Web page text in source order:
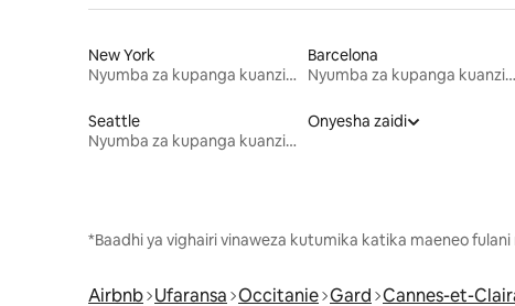
New York
Nyumba za kupanga kuanzia mwezi mmoja
Barcelona
Nyumba za kupanga kuanzia mwezi mmoja
Seattle
Nyumba za kupanga kuanzia mwezi mmoja
Onyesha zaidi
*Baadhi ya vighairi vinaweza kutumika katika maeneo
Airbnb Ufaransa Occitanie Gard Cannes-et-